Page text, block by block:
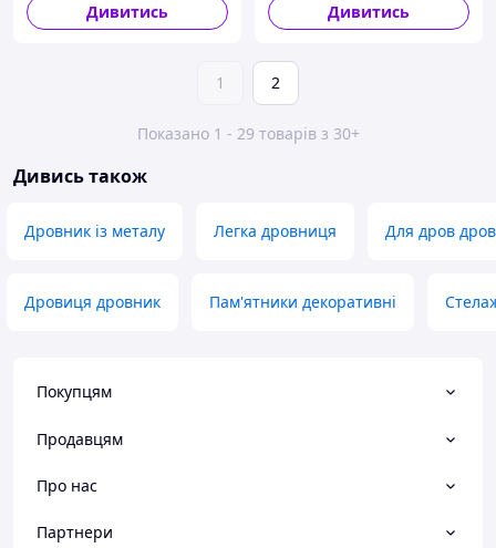
Дивитись Дивитись
1 2
Показано 1 - 29 товарів з 30+
Дивись також
Дровник із металу Легка дровниця Для дров
Дровиця дровник Пам'ятники декоративні
Покупцям
Продавцям
Про нас
Партнери